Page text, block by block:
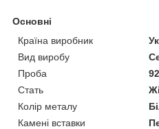
Основні
Країна виробник
Вид виробу
Проба
Стать
Колір металу
Камені вставки